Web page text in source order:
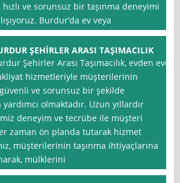
ve sorunsuz bir taşınma deneyimi
Burdur’da ev veya
ŞEHİRLER ARASI TAŞIMACILIK
Şehirler Arası Taşımacılık, evden eve
hizmetleriyle müşterilerinin
ve sorunsuz bir şekilde
olmaktadır. Uzun yıllardır
deneyim ve tecrübe ile müşteri
zaman ön planda tutarak hizmet
müşterilerinin taşınma ihtiyaçlarına
mülklerini